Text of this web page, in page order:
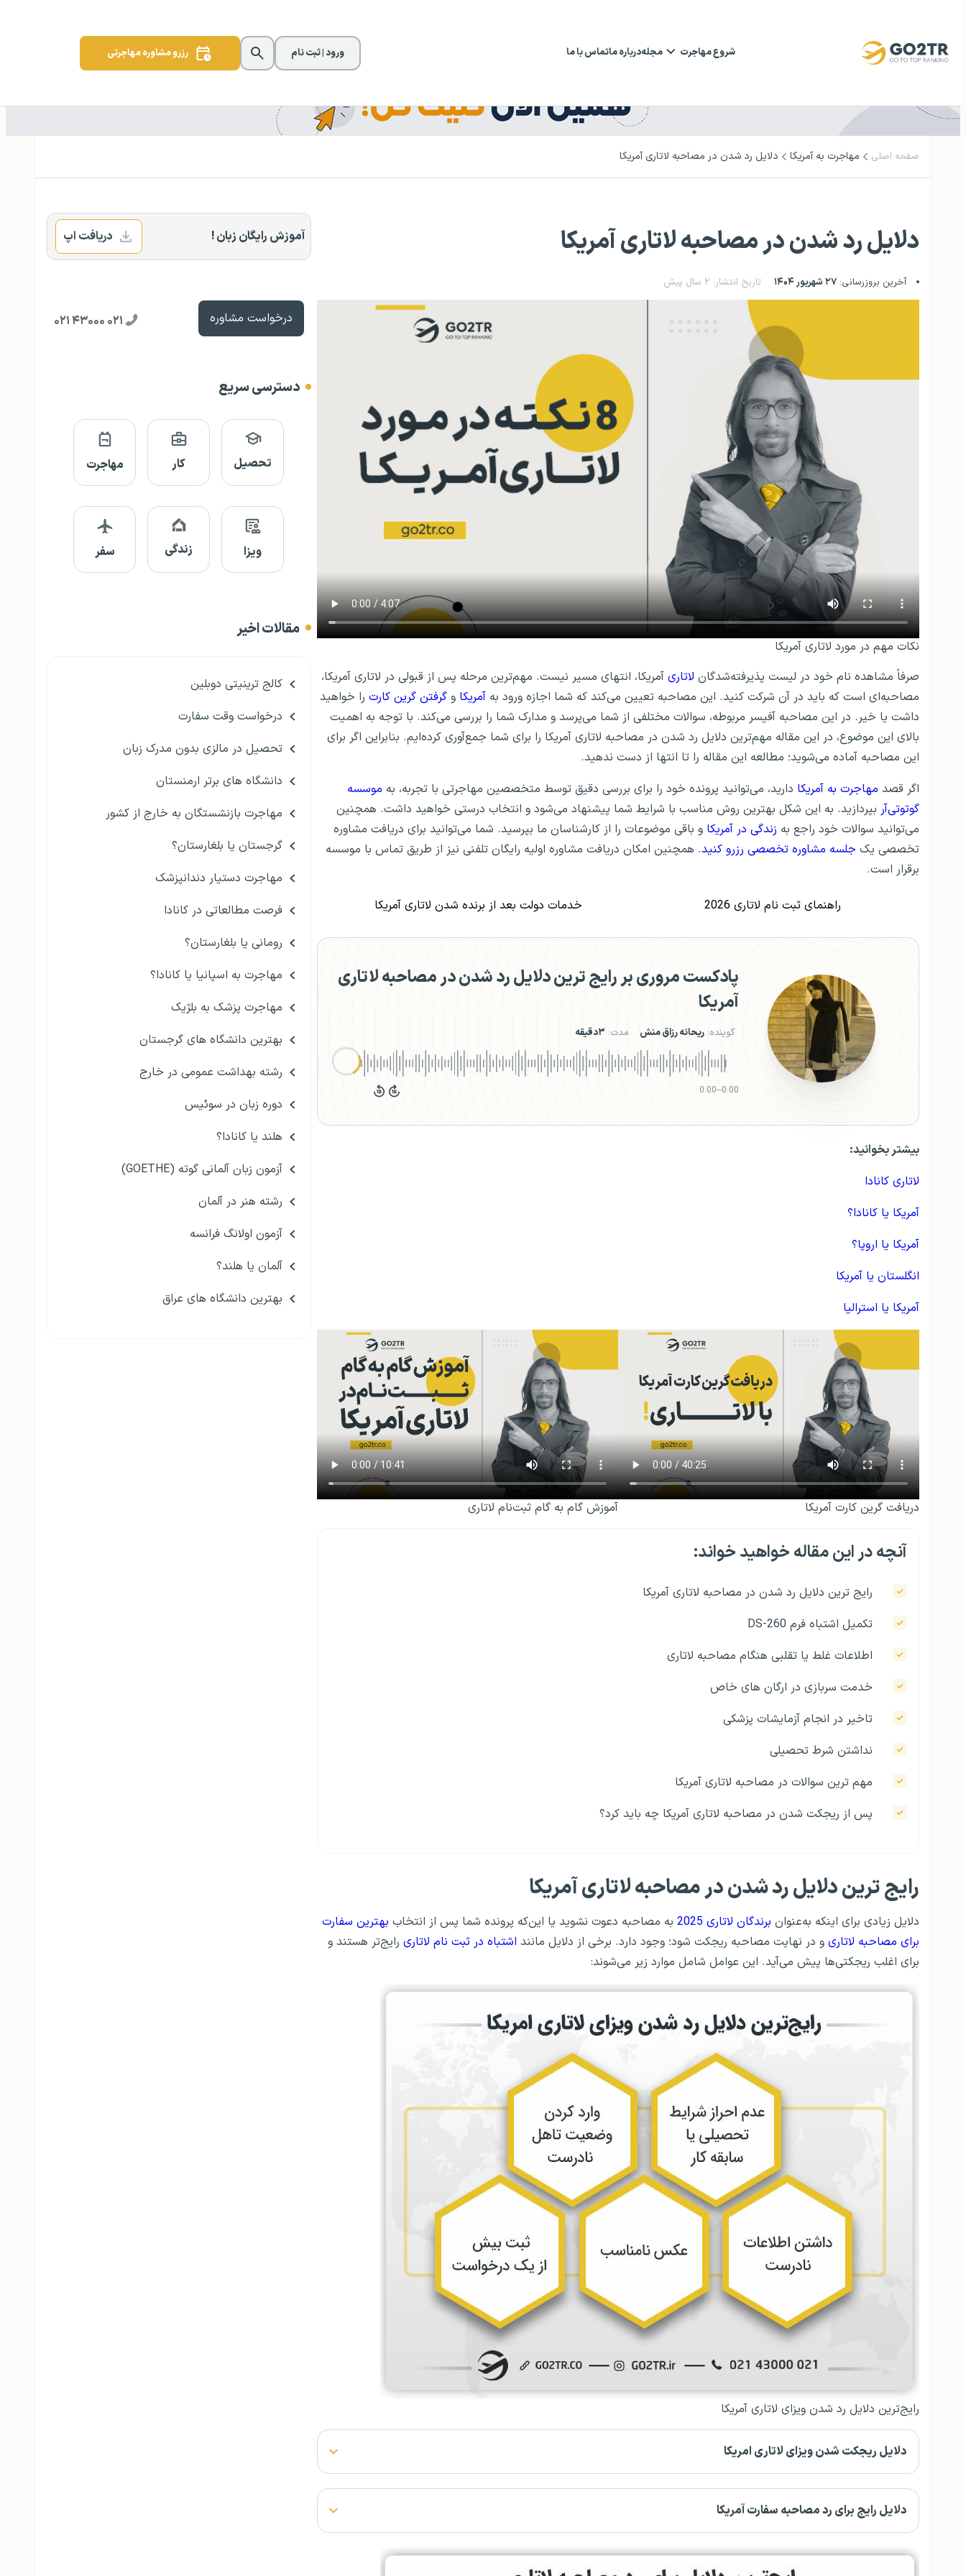
شروع مهاجرت مجلهدرباره ماتماس با ما ورود | ثبت نام رزرو مشاوره مهاجرتی
صفحه اصلی مهاجرت به آمریکا دلایل رد شدن در مصاحبه لاتاری آمریکا
دلایل رد شدن در مصاحبه لاتاری آمریکا
آخرین بروزرسانی: ۲۷ شهریور ۱۴۰۴ تاریخ انتشار: ۲ سال پیش
نکات مهم در مورد لاتاری آمریکا
صرفاً مشاهده نام خود در لیست پذیرفته‌شدگان لاتاری آمریکا، انتهای مسیر نیست. مهم‌ترین مرحله پس از قبولی در لاتاری آمریکا،
مصاحبه‌ای است که باید در آن شرکت کنید. این مصاحبه تعیین می‌کند که شما اجازه ورود به آمریکا و گرفتن گرین کارت را خواهید
داشت یا خیر. در این مصاحبه آفیسر مربوطه، سوالات مختلفی از شما می‌پرسد و مدارک شما‌ را بررسی می‌کند. با توجه به اهمیت
بالای این موضوع، در این مقاله مهم‌ترین دلایل رد شدن در مصاحبه لاتاری آمریکا را برای شما جمع‌آوری کرده‌ایم. بنابراین اگر برای
این مصاحبه آماده می‌شوید؛ مطالعه این مقاله را تا انتها از دست ندهید.
اگر قصد مهاجرت به آمریکا دارید، می‌توانید پرونده خود را برای بررسی دقیق توسط متخصصین مهاجرتی با تجربه، به موسسه
گوتوتی‌آر بپردازید. به این شکل بهترین روش مناسب با شرایط شما پیشنهاد می‌شود و انتخاب درستی خواهید داشت. همچنین
می‌توانید سوالات خود راجع به زندگی در آمریکا و باقی موضوعات را از کارشناسان ما بپرسید. شما می‌توانید برای دریافت مشاوره
تخصصی یک جلسه مشاوره تخصصی رزرو کنید. همچنین امکان دریافت مشاوره اولیه رایگان تلفنی نیز از طریق تماس با موسسه
برقرار است.
راهنمای ثبت نام لاتاری 2026 خدمات دولت بعد از برنده شدن لاتاری آمریکا
پادکست مروری بر رایج‌ ترین دلایل رد شدن در مصاحبه لاتاری
آمریکا
گوینده: ریحانه رزاق منش مدت: ۳دقیقه
0:00
–
0:00
بیشتر بخوانید:
لاتاری کانادا
آمریکا یا کانادا؟
آمریکا یا اروپا؟
انگلستان یا آمریکا
آمریکا یا استرالیا
دریافت گرین کارت آمریکا آموزش گام به گام ثبت‌نام لاتاری
آنچه در این مقاله خواهید خواند:
رایج‌ ترین دلایل رد شدن در مصاحبه لاتاری آمریکا
تکمیل اشتباه فرم DS-260
اطلاعات غلط یا تقلبی هنگام مصاحبه لاتاری
خدمت سربازی در ارگان های خاص
تاخیر در انجام آزمایشات پزشکی
نداشتن شرط تحصیلی
مهم ترین سوالات در مصاحبه لاتاری آمریکا
پس از ریجکت شدن در مصاحبه لاتاری آمریکا چه باید کرد؟
رایج‌ ترین دلایل رد شدن در مصاحبه لاتاری آمریکا
دلایل زیادی برای اینکه به‌عنوان برندگان لاتاری 2025 به مصاحبه دعوت نشوید یا این‌که پرونده شما پس از انتخاب بهترین سفارت
برای مصاحبه لاتاری و در نهایت مصاحبه ریجکت شود؛ وجود دارد. برخی از دلایل مانند اشتباه در ثبت نام لاتاری رایج‌تر هستند و
برای اغلب ریجکتی‌ها پیش می‌آید. این عوامل شامل موارد زیر می‌شوند:
رایج‌ترین دلایل رد شدن ویزای لاتاری آمریکا
دلایل ریجکت شدن ویزای لاتاری امریکا
دلایل رایج برای رد مصاحبه سفارت آمریکا
آموزش رایگان زبان ! دریافت اپ
درخواست مشاوره ۰۲۱ ۴۳۰۰۰ ۰۲۱
دسترسی سریع
تحصیل کار مهاجرت
ویزا زندگی سفر
مقالات اخیر
کالج ترینیتی دوبلین
درخواست وقت سفارت
تحصیل در مالزی بدون مدرک زبان
دانشگاه های برتر ارمنستان
مهاجرت بازنشستگان به خارج از کشور
گرجستان یا بلغارستان؟
مهاجرت دستیار دندانپزشک
فرصت مطالعاتی در کانادا
رومانی یا بلغارستان؟
مهاجرت به اسپانیا یا کانادا؟
مهاجرت پزشک به بلژیک
بهترین دانشگاه های گرجستان
رشته بهداشت عمومی در خارج
دوره زبان در سوئیس
هلند یا کانادا؟
آزمون زبان آلمانی گوته (GOETHE)
رشته هنر در آلمان
آزمون اولانگ فرانسه
آلمان یا هلند؟
بهترین دانشگاه های عراق